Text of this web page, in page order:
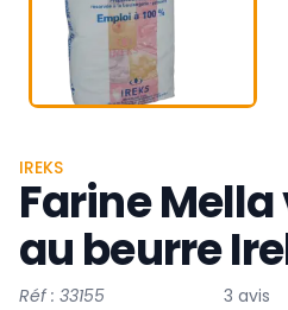
IREKS
Farine
au beurre
Réf : 33155 3 avis